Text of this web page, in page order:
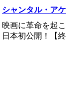
シャンタル・ア
映画に革命を起
日本初公開！【